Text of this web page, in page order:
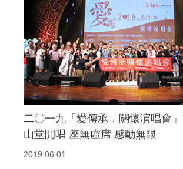
二〇一九「愛傳承．關懷演唱會
山堂開唱 座無虛席 感動無限
2019.06.01